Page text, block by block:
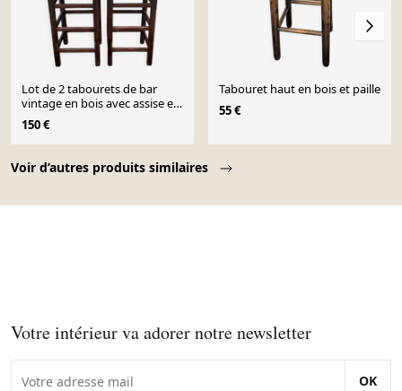
Voir d’autres produits similaires
Lot de 2 tabourets de bar
vintage en bois avec assise en
paille tressée
150 €
Tabouret haut en bois et paille
55 €
Votre intérieur va adorer notre newsletter
OK